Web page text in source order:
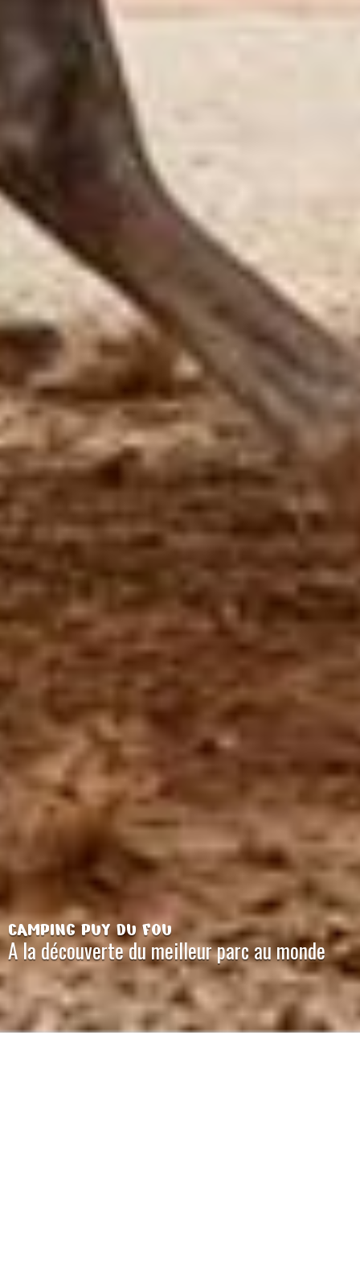
CAMPING PUY DU FOU
A la découverte du meilleur parc au monde